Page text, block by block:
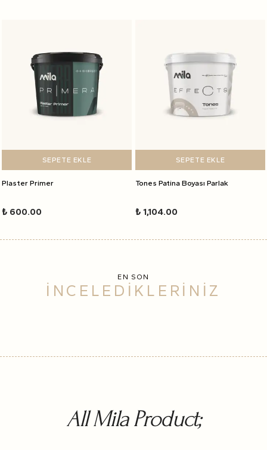
SEPETE EKLE
Plaster Primer
₺ 600.00
SEPETE EKLE
Tones Patina Boyası Parlak
₺ 1,104.00
EN SON
İNCELEDİKLERİNİZ
All Mila Product;